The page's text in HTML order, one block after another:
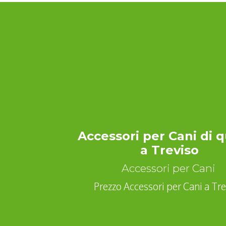
Accessori per Cani di
a Treviso
Accessori per Cani
Prezzo Accessori per Cani a